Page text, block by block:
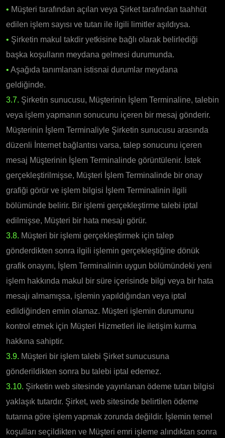
• Müşteri tarafından açılan veya Şirket tarafından taahhüt
edilen işlem sayısı ve tutarı ile ilgili limitler aşıldıysa.
• Şirketin makul takdir yetkisine bağlı olarak belirlediği
başka koşulların meydana gelmesi durumunda.
• Aşağıda tanımlanan istisnai durumlar meydana
geldiğinde.
3.7. Şirketin sunucusu, Müşterinin İşlem Terminaline, talebin
veya işlem yapmanın sonucunu içeren bir mesaj gönderir.
Müşterinin İşlem Terminaliyle Şirketin sunucusu arasında
düzenli İnternet bağlantısı varsa, talep sonucunu içeren
mesaj Müşterinin İşlem Terminalinde görüntülenir. İstek
gerçekleştirilmişse, Müşteri İşlem Terminalinde bir onay
grafiği görür ve işlem bilgisi İşlem Terminalinin ilgili
bölümünde belirir. Bir işlemi gerçekleştirme talebi iptal
edilmişse, Müşteri bir hata mesajı görür.
3.8. Müşteri bir işlemi gerçekleştirmek için talep
gönderdikten sonra ilgili işlemin gerçekleştiğine dönük
grafik onayını, İşlem Terminalinin uygun bölümündeki yeni
işlem hakkında makul bir süre içerisinde bilgi veya bir hata
mesajı almamışsa, işlemin yapıldığından veya iptal
edildiğinden emin olamaz. Müşteri işlemin durumunu
kontrol etmek için Müşteri Hizmetleri ile iletişim kurma
hakkına sahiptir.
3.9. Müşteri bir işlem talebi Şirket sunucusuna
gönderildikten sonra bu talebi iptal edemez.
3.10. Şirketin web sitesinde yayınlanan ödeme tutarı bilgisi
yaklaşık tutardır. Şirket, web sitesinde belirtilen ödeme
tutarına göre işlem yapmak zorunda değildir. İşlemin temel
koşulları seçildikten ve Müşteri emri işleme alındıktan sonra